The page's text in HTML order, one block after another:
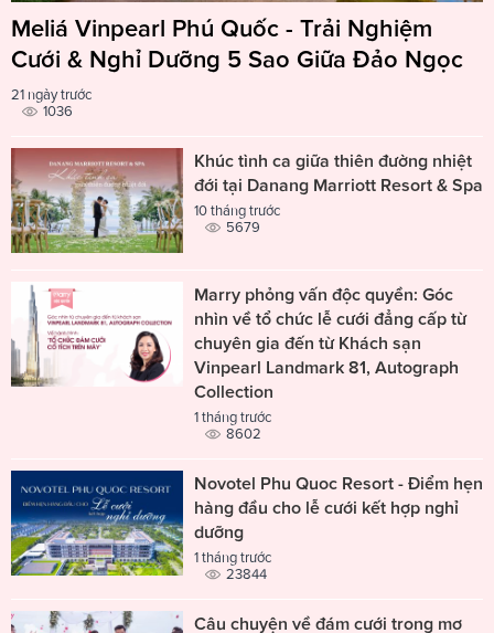
Meliá Vinpearl Phú Quốc - Trải Nghiệm
Cưới & Nghỉ Dưỡng 5 Sao Giữa Đảo Ngọc
21 ngày trước
1036
Khúc tình ca giữa thiên đường nhiệt
đới tại Danang Marriott Resort & Spa
10 tháng trước
5679
Marry phỏng vấn độc quyền: Góc
nhìn về tổ chức lễ cưới đẳng cấp từ
chuyên gia đến từ Khách sạn
Vinpearl Landmark 81, Autograph
Collection
1 tháng trước
8602
Novotel Phu Quoc Resort - Điểm hẹn
hàng đầu cho lễ cưới kết hợp nghỉ
dưỡng
1 tháng trước
23844
Câu chuyện về đám cưới trong mơ